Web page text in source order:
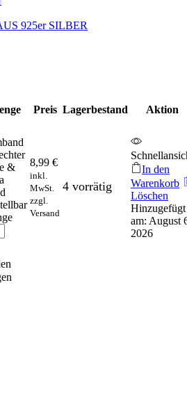
925er SILBER
Preis Lagerbestand Aktion
&
8,99 €
inkl.
MwSt.
zzgl.
Versand
4 vorrätig
In den
Warenkorb
Löschen
Hinzugefügt
am: August
2026